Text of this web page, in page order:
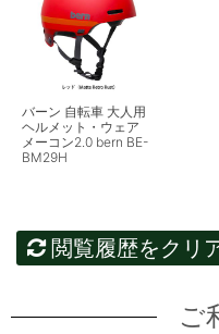
バーン 自転車 大人用
ヘルメット・ウェア
メーコン2.0 bern BE-
BM29H
閲覧履歴をクリ
ご